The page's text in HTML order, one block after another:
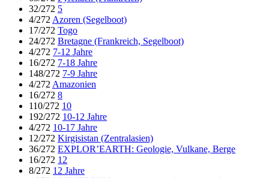
32/272 5
4/272 Azoren (Segelboot)
17/272 Togo
24/272 Bretagne (Frankreich, Segelboot)
4/272 7-12 Jahre
16/272 7-18 Jahre
148/272 7-9 Jahre
4/272 Amazonien
16/272 8
110/272 10
192/272 10-12 Jahre
4/272 10-17 Jahre
12/272 Kirgisistan (Zentralasien)
36/272 EXPLOR’EARTH: Geologie, Vulkane, Berge
16/272 12
8/272 12 Jahre